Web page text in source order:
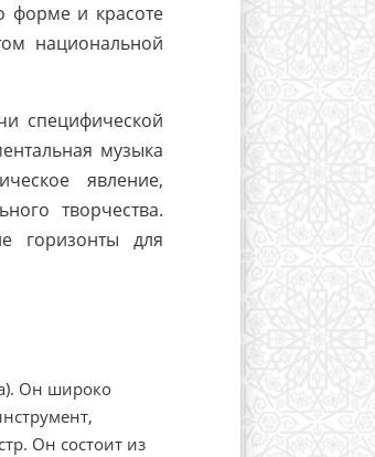
форме и красоте
национальной
специфической
музыка
явление,
творчества.
горизонты для
Он широко
Он состоит из